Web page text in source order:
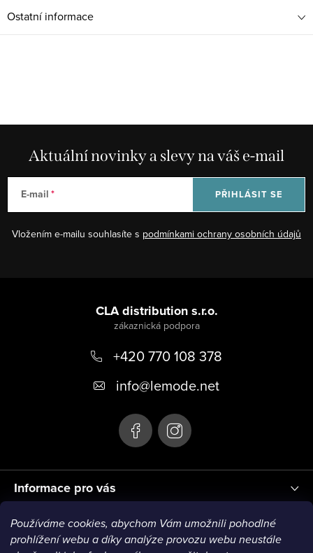
Používáme cookies, abychom Vám umožnili pohodlné
prohlížení webu a díky analýze provozu webu neustále
Ostatní informace
Aktuální novinky a slevy na váš e-mail
E-mail
Vložením e-mailu souhlasíte s podmínkami ochrany osobních údajů
PŘIHLÁSIT SE
Informace pro vás
CLA distribution s.r.o.
+420 770 108 378
info@lemode.net
Blog